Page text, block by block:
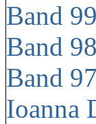
Band
Band
Band
Ioanna